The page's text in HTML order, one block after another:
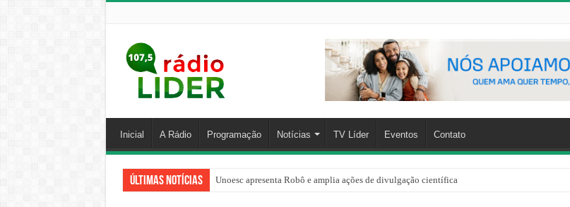
Inicial A Rádio Programação Notícias TV Líder Eventos Contato
Últimas Notícias Unoesc apresenta Robô e amplia ações de divulgação científica